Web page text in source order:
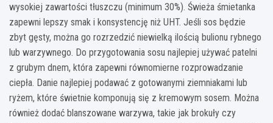
wysokiej zawartości tłuszczu (minimum 30%). Świeża śmietanka
zapewni lepszy smak i konsystencję niż UHT. Jeśli sos będzie
zbyt gęsty, można go rozrzedzić niewielką ilością bulionu rybnego
lub warzywnego. Do przygotowania sosu najlepiej używać patelni
z grubym dnem, która zapewni równomierne rozprowadzanie
ciepła. Danie najlepiej podawać z gotowanymi ziemniakami lub
ryżem, które świetnie komponują się z kremowym sosem. Można
również dodać blanszowane warzywa, takie jak brokuły czy